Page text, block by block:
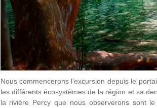
Nous commencerons l'excursion depuis le
les différents écosystèmes de la région et sa
la rivière Percy que nous observerons sont